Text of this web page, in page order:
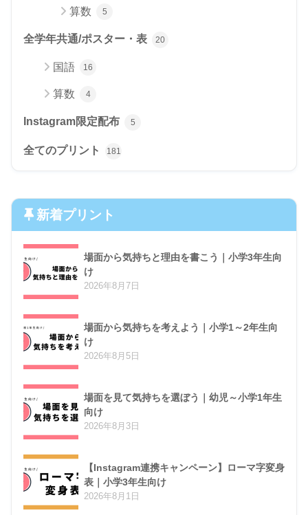
算数 5
全学年共通/ポスター・表 20
国語 16
算数 4
Instagram限定配布 5
全てのプリント 181
新着プリント
場面から気持ちと理由を書こう｜小学3年生向
け
2026年8月7日
場面から気持ちを考えよう｜小学1～2年生向
け
2026年8月5日
場面を見て気持ちを選ぼう｜幼児～小学1年生
向け
2026年8月3日
【Instagram連携キャンペーン】ローマ字変身
表｜小学3年生向け
2026年8月1日